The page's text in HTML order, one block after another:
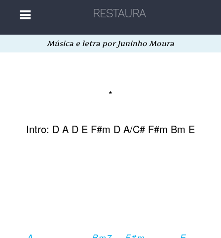
Home
Autores
Música e letra por Juninho Moura
*
Intro: D A D E F#m D A/C# F#m Bm E